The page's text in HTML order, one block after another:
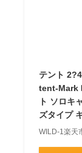
テント
tent-Mark
ト ソロキ
ズタイプ
WILD-1楽天